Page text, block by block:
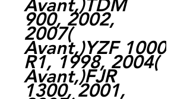
Avant,)TDM
900, 2002,
2007(
Avant,)YZF 1000
R1, 1998, 2004(
Avant,)FJR
1300, 2001,